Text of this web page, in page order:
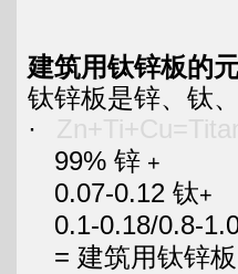
建筑用钛锌板的
钛锌板是锌、钛
·
99% 锌 +
0.07-0.12 钛+
0.1-0.18/0.8-
= 建筑用钛锌板